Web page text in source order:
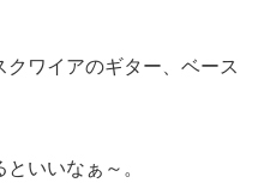
ワイアのギター、ベース
いいなぁ～。